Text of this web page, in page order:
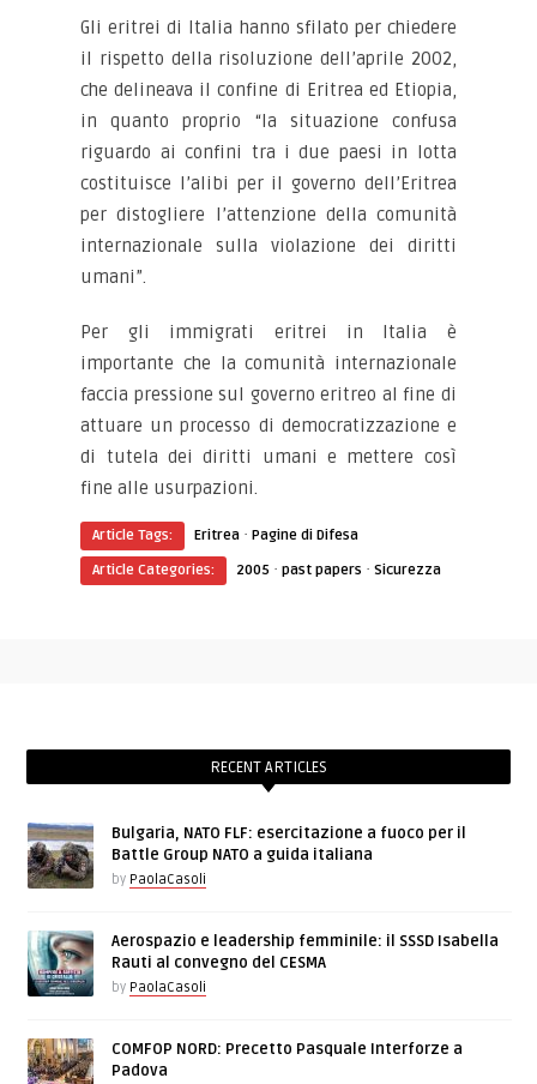
Gli eritrei di Italia hanno sfilato per chiedere
il rispetto della risoluzione dell’aprile 2002,
che delineava il confine di Eritrea ed Etiopia,
in quanto proprio “la situazione confusa
riguardo ai confini tra i due paesi in lotta
costituisce l’alibi per il governo dell’Eritrea
per distogliere l’attenzione della comunità
internazionale sulla violazione dei diritti
umani”.
Per gli immigrati eritrei in Italia è
importante che la comunità internazionale
faccia pressione sul governo eritreo al fine di
attuare un processo di democratizzazione e
di tutela dei diritti umani e mettere così
fine alle usurpazioni.
Article Tags: Eritrea ·Pagine di Difesa
Article Categories:
2005 ·past papers ·Sicurezza
RECENT ARTICLES
Bulgaria, NATO FLF: esercitazione a fuoco per il
Battle Group NATO a guida italiana
by PaolaCasoli
Aerospazio e leadership femminile: il SSSD Isabella
Rauti al convegno del CESMA
by PaolaCasoli
COMFOP NORD: Precetto Pasquale Interforze a
Padova